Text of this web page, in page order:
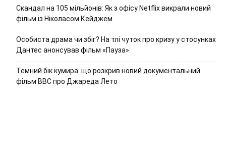
Скандал на 105 мільйонів: Як з офісу Netflix викрали новий
фільм із Ніколасом Кейджем
Особиста драма чи збіг? На тлі чуток про кризу у стосунках
Дантес анонсував фільм «Пауза»
Темний бік кумира: що розкрив новий документальний
фільм ВВС про Джареда Лето